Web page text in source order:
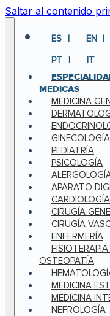
Saltar al contenido
ES EN
PT
IT
MEDICAS
MEDICINA
GINECOLOGÍA
PEDIATRÍA
PSICOLOGÍA
APARATO
CARDIOLOGÍA
CIRUGÍA
CIRUGÍA
ENFERMERÍA
OSTEOPATÍA
MEDICINA
MEDICINA
NEFROLOGÍA